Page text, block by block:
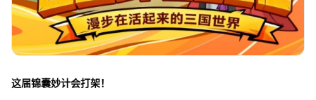
这届锦囊妙计会打架！